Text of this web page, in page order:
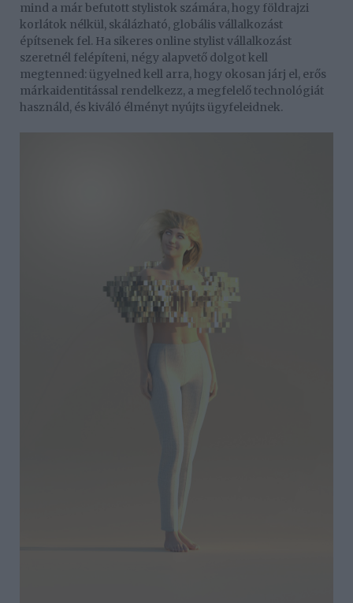
mind a már befutott stylistok számára, hogy földrajzi
korlátok nélkül, skálázható, globális vállalkozást
építsenek fel. Ha sikeres online stylist vállalkozást
szeretnél felépíteni, négy alapvető dolgot kell
megtenned: ügyelned kell arra, hogy okosan járj el, erős
márkaidentitással rendelkezz, a megfelelő technológiát
használd, és kiváló élményt nyújts ügyfeleidnek.